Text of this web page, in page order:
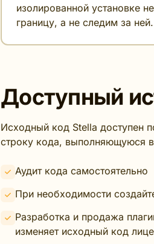
изолированной установке
границу, а не следим за ней.
Доступный
Исходный код Stella доступен
строку кода, выполняющуюся
Аудит кода самостоятельно
При необходимости
Разработка и продажа
изменяет исходный код